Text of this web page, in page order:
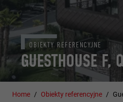
GUESTHOUSE F,
OBIEKTY REFERENCYJNE
Home Obiekty referencyjne